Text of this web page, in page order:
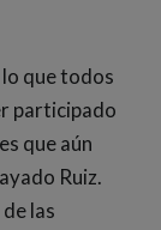
que todos
participado
que aún
Ruiz.
las